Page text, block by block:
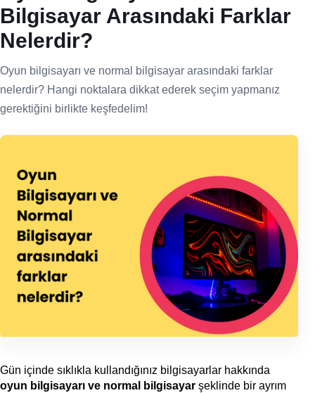
Bilgisayar Arasındaki Farklar
Nelerdir?
Oyun bilgisayarı ve normal bilgisayar arasındaki farklar
nelerdir? Hangi noktalara dikkat ederek seçim yapmanız
gerektiğini birlikte keşfedelim!
Gün içinde sıklıkla kullandığınız bilgisayarlar hakkında
oyun bilgisayarı ve normal bilgisayar şeklinde bir ayrım